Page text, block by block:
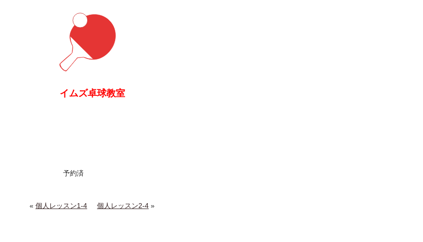
イムズ卓球教室
予約済
« 個人レッスン1-4 個人レッスン2-4 »